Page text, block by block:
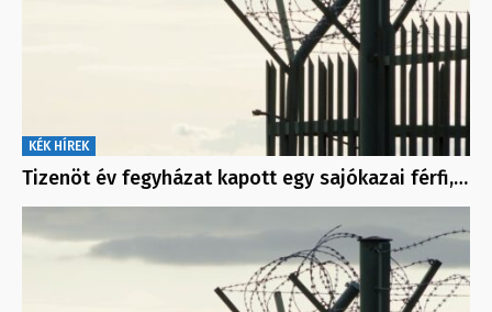
KÉK HÍREK
Tizenöt év fegyházat kapott egy sajókazai férfi,…